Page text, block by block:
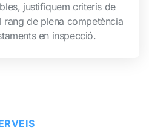
justifiquem criteris de
rang de plena competència
en inspecció.